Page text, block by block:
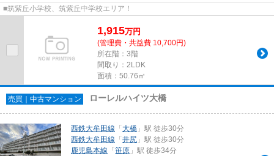
■筑紫丘小学校、筑紫丘中学校エリア！
1,915万円
(管理費・共益費 10,700円)
所在階：3階
間取り：2LDK
面積：50.76㎡
売買｜中古マンション ローレルハイツ大橋
西鉄大牟田線 「 大橋 」駅 徒歩30分
西鉄大牟田線 「 井尻 」駅 徒歩30分
鹿児島本線 「 笹原 」駅 徒歩34分